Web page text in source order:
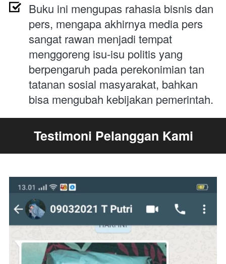
Buku ini mengupas rahasia bisnis dan
pers, mengapa akhirnya media pers
sangat rawan menjadi tempat
menggoreng isu-isu politis yang
berpengaruh pada perekonimian tan
tatanan sosial masyarakat, bahkan
bisa mengubah kebijakan pemerintah.
Testimoni Pelanggan Kami